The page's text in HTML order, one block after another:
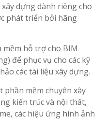
dựng dành riêng cho
phát triển bởi hãng
mềm hỗ trợ cho BIM
để phục vụ cho các kỹ
các tài liệu xây dựng.
phần mềm chuyên xây
kiến trúc và nội thất,
các hiệu ứng hình ảnh